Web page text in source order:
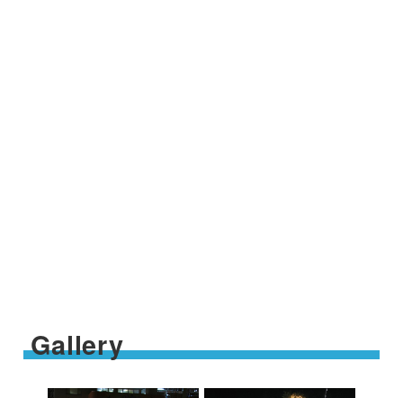
Gallery